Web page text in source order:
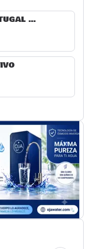
COLOMBIA VS PORTUGAL EN MR. LIMÓN